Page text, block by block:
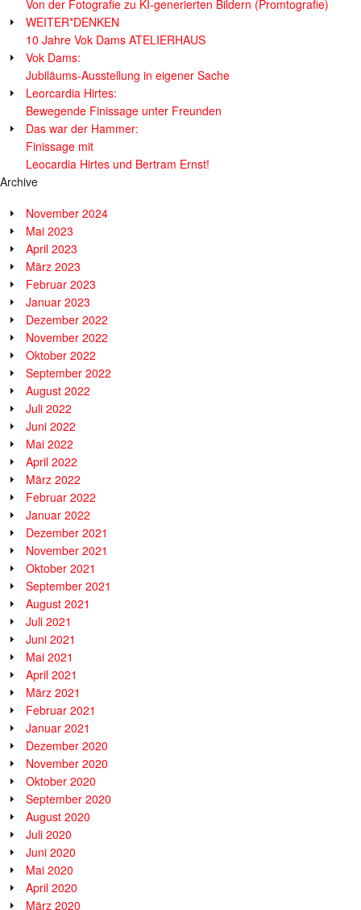
Von der Fotografie zu KI-generierten Bildern (Promtografie)
WEITER*DENKEN
10 Jahre Vok Dams ATELIERHAUS
Vok Dams:
Jubiläums-Ausstellung in eigener Sache
Leorcardia Hirtes:
Bewegende Finissage unter Freunden
Das war der Hammer:
Finissage mit
Leocardia Hirtes und Bertram Ernst!
Archive
November 2024
Mai 2023
April 2023
März 2023
Februar 2023
Januar 2023
Dezember 2022
November 2022
Oktober 2022
September 2022
August 2022
Juli 2022
Juni 2022
Mai 2022
April 2022
März 2022
Februar 2022
Januar 2022
Dezember 2021
November 2021
Oktober 2021
September 2021
August 2021
Juli 2021
Juni 2021
Mai 2021
April 2021
März 2021
Februar 2021
Januar 2021
Dezember 2020
November 2020
Oktober 2020
September 2020
August 2020
Juli 2020
Juni 2020
Mai 2020
April 2020
März 2020